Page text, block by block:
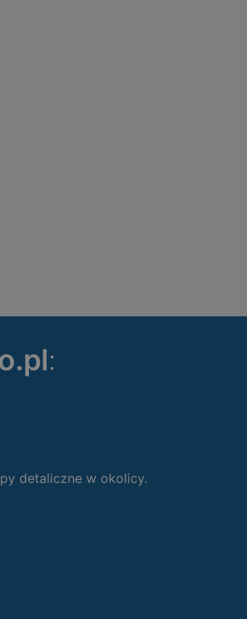
:
detaliczne w okolicy.